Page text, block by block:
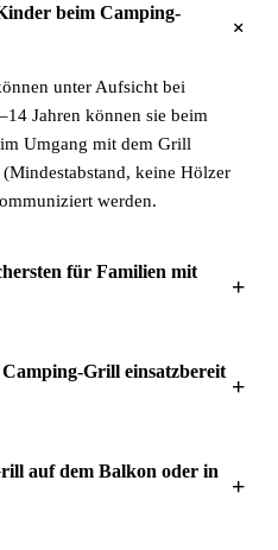
beim Camping-
+
unter Aufsicht bei
Jahren können sie beim
Umgang mit dem Grill
keine Hölzer
werden.
für Familien mit
+
Grill einsatzbereit
+
auf dem Balkon oder in
+